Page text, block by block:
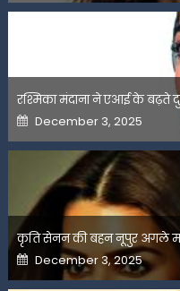
रश्मिका मंदाना ने एआई के बढ़ते
Posted
on
December 3, 2025
कृति सेनन की बहन नूपुर अगले
Posted
on
December 3, 2025